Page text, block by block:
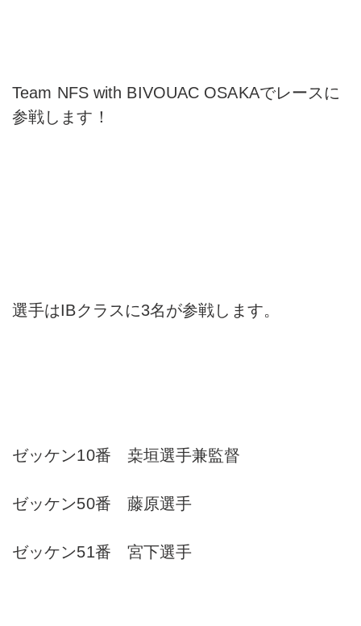
Team NFS with BIVOUAC OSAKAでレースに
参戦します！
選手はIBクラスに3名が参戦します。
ゼッケン10番 桒垣選手兼監督
ゼッケン50番 藤原選手
ゼッケン51番 宮下選手